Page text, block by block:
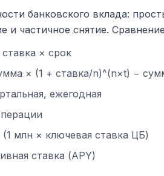
банковского вклада:
и частичное снятие.
× срок
× (1 + ставка/n)^(n×t) −
ежегодная
млн × ключевая ставка ЦБ)
ставка (APY)